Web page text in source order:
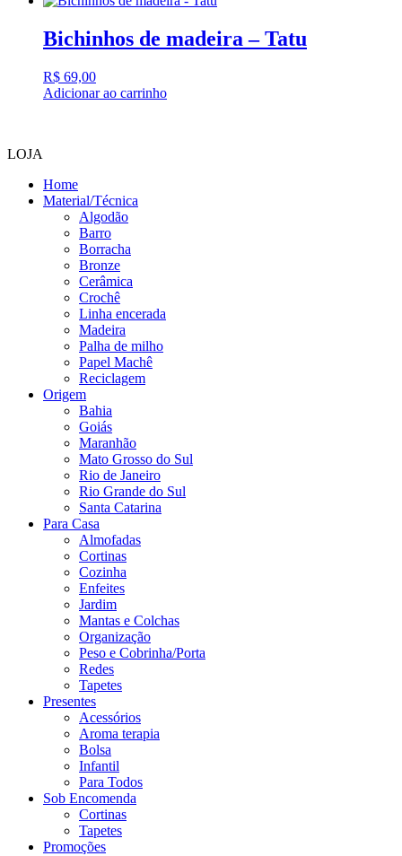
Bichinhos de madeira – Tatu
R$ 69,00
Adicionar ao carrinho
LOJA
Home
Material/Técnica
Algodão
Barro
Borracha
Bronze
Cerâmica
Crochê
Linha encerada
Madeira
Palha de milho
Papel Machê
Reciclagem
Origem
Bahia
Goiás
Maranhão
Mato Grosso do Sul
Rio de Janeiro
Rio Grande do Sul
Santa Catarina
Para Casa
Almofadas
Cortinas
Cozinha
Enfeites
Jardim
Mantas e Colchas
Organização
Peso e Cobrinha/Porta
Redes
Tapetes
Presentes
Acessórios
Aroma terapia
Bolsa
Infantil
Para Todos
Sob Encomenda
Cortinas
Tapetes
Promoções